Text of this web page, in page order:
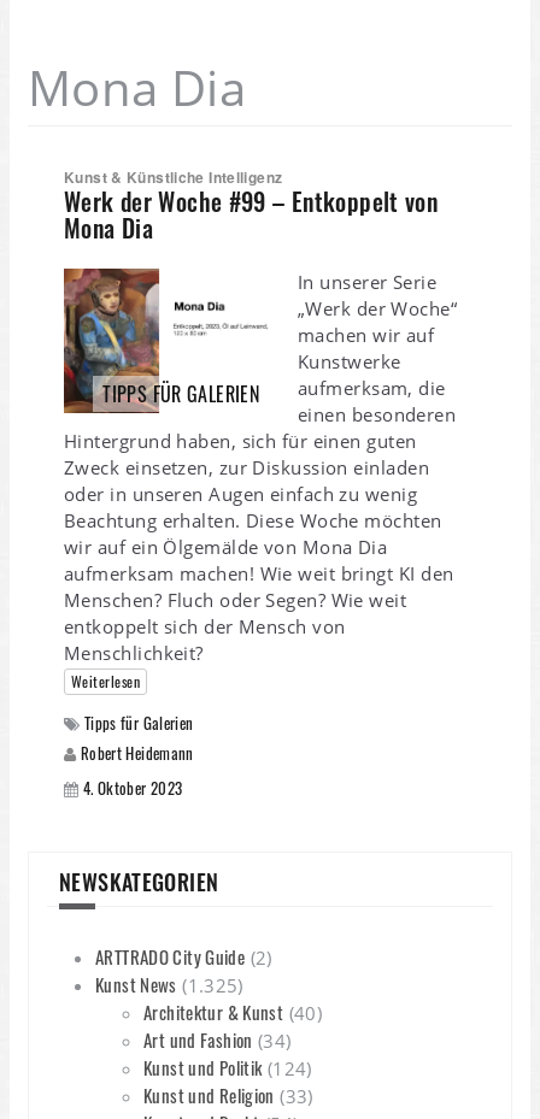
Mona Dia
Kunst & Künstliche Intelligenz
Werk der Woche #99 – Entkoppelt von
Mona Dia
TIPPS FÜR GALERIEN
In unserer Serie
„Werk der Woche“
machen wir auf
Kunstwerke
aufmerksam, die
einen besonderen
Hintergrund haben, sich für einen guten
Zweck einsetzen, zur Diskussion einladen
oder in unseren Augen einfach zu wenig
Beachtung erhalten. Diese Woche möchten
wir auf ein Ölgemälde von Mona Dia
aufmerksam machen! Wie weit bringt KI den
Menschen? Fluch oder Segen? Wie weit
entkoppelt sich der Mensch von
Menschlichkeit?
Weiterlesen
Tipps für Galerien
Robert Heidemann
4. Oktober 2023
NEWSKATEGORIEN
ARTTRADO City Guide (2)
Kunst News (1.325)
Architektur & Kunst (40)
Art und Fashion (34)
Kunst und Politik(124)
Kunst und Religion (33)